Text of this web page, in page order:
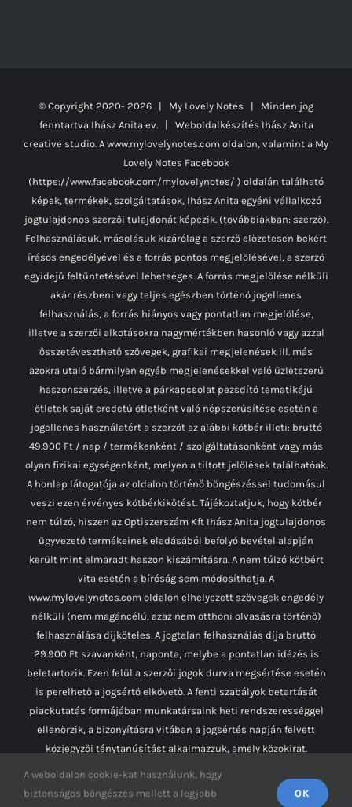
© Copyright 2020- 2026 | My Lovely Notes | Minden jog
fenntartva Ihász Anita ev. | Weboldalkészítés Ihász Anita
creative studio. A www.mylovelynotes.com oldalon, valamint a My
Lovely Notes Facebook
(https://www.facebook.com/mylovelynotes/ ) oldalán található
képek, termékek, szolgáltatások, Ihász Anita egyéni vállalkozó
jogtulajdonos szerzői tulajdonát képezik. (továbbiakban: szerző).
Felhasználásuk, másolásuk kizárólag a szerző előzetesen bekért
írásos engedélyével és a forrás pontos megjelölésével, a szerző
egyidejű feltüntetésével lehetséges. A forrás megjelölése nélküli
akár részbeni vagy teljes egészben történő jogellenes
felhasználás, a forrás hiányos vagy pontatlan megjelölése,
illetve a szerzői alkotásokra nagymértékben hasonló vagy azzal
összetéveszthető szövegek, grafikai megjelenések ill. más
azokra utaló bármilyen egyéb megjelenésekkel való üzletszerű
haszonszerzés, illetve a párkapcsolat pezsdítő tematikájú
ötletek saját eredetű ötletként való népszerűsítése esetén a
jogellenes használatért a szerzőt az alábbi kötbér illeti: bruttó
49.900 Ft / nap / termékenként / szolgáltatásonként vagy más
olyan fizikai egységenként, melyen a tiltott jelölések találhatóak.
A honlap látogatója az oldalon történő böngészéssel tudomásul
veszi ezen érvényes kötbérkikötést. Tájékoztatjuk, hogy kötbér
nem túlzó, hiszen az Optiszerszám Kft Ihász Anita jogtulajdonos
ügyvezető termékeinek eladásából befolyó bevétel alapján
került mint elmaradt haszon kiszámításra. A nem túlzó kötbért
vita esetén a bíróság sem módosíthatja. A
www.mylovelynotes.com oldalon elhelyezett szövegek engedély
nélküli (nem magáncélú, azaz nem otthoni olvasásra történő)
felhasználása díjköteles. A jogtalan felhasználás díja bruttó
29.900 Ft szavanként, naponta, melybe a pontatlan idézés is
beletartozik. Ezen felül a szerzői jogok durva megsértése esetén
is perelhető a jogsértő elkövető. A fenti szabályok betartását
piackutatás formájában munkatársaink heti rendszerességgel
ellenőrzik, a bizonyításra vitában a jogsértés napján felvett
közjegyzői ténytanúsítást alkalmazzuk, amely közokirat.
FacebookInstagramYouTube
A weboldalon cookie-kat használunk, hogy
biztonságos böngészés mellett a legjobb
OK